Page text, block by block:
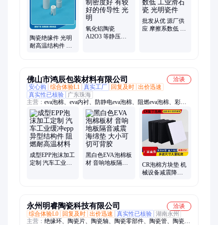
陶瓷绝缘件 光明
耐高温结构件 工
氧化铝陶瓷
Al2O3 等静压制
批发从优 源厂供
应 摩擦系数低 工
佛山市鸿辰包装材料有限公司
洽谈
安心购
综合体验L1 真实工厂 回复及时 出价迅速
真实性已核验
广东珠海
主营： eva泡棉、eva内衬、防静电eva泡棉、阻燃eva泡棉、彩色
eva泡棉、EPP泡沫板、聚丙烯泡沫板、珍珠棉内托、珍珠棉内衬
成型EPP泡沫加工
定制 汽车工业缓
黑白色EVA泡棉板
材 音响地板隔音
CR泡棉方块垫 机
械设备减震降噪
永州明睿陶瓷科技有限公司
洽谈
综合体验L0
回复及时 出价迅速 真实性已核验 湖南永州
主营： 绝缘环、陶瓷片、陶瓷轴、陶瓷零部件、陶瓷管、陶瓷